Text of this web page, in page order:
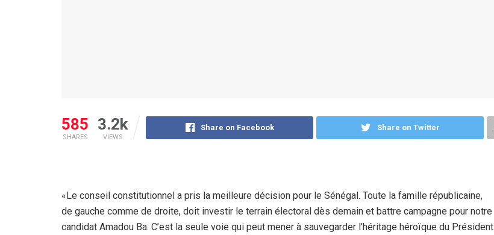
585
SHARES
3.2k
VIEWS
Share on Facebook Share on Twitter
«Le conseil constitutionnel a pris la meilleure décision pour le Sénégal. Toute la famille républicaine,
de gauche comme de droite, doit investir le terrain électoral dès demain et battre campagne pour notre
candidat Amadou Ba. C’est la seule voie qui peut mener à sauvegarder l’héritage héroïque du Président